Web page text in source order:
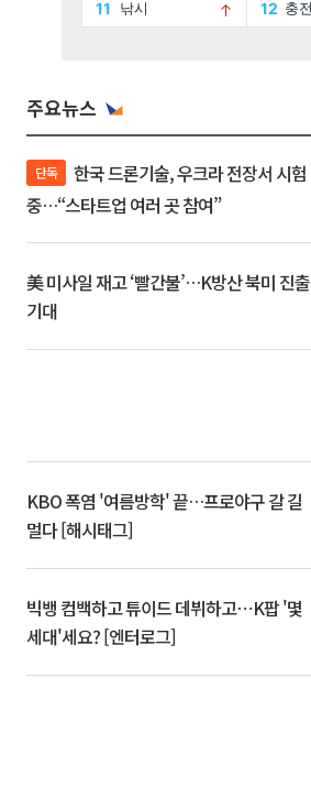
주요뉴스
단독
중…“스타트업 여러 곳 참여”
美 미사일 재고 ‘빨간불’…K방산 북미 진출
기대
KBO 폭염 '여름방학' 끝…프로야구 갈 길
멀다 [해시태그]
빅뱅 컴백하고 튜이드 데뷔하고⋯K팝 '몇
세대'세요? [엔터로그]